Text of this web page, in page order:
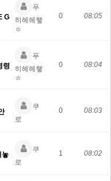
G
푸
히헤헤햏
ㅎ
0 08:05
령
푸
히헤헤햏
ㅎ
0 08:04
쿠
로
0 08:03
놓
쿠
로
1 08:02